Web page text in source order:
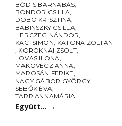
BÓDIS BARNABÁS,
BONDOR CSILLA,
DOBÓ KRISZTINA,
BABINSZKY CSILLA,
HERCZEG NÁNDOR,
KACI SIMON, KATONA ZOLTÁN
, KOROKNAI ZSOLT,
LOVAS ILONA,
MAKOVECZ ANNA,
MAROSÁN FERIKE,
NAGY GÁBOR GYÖRGY,
SEBŐK ÉVA,
TARR ANNAMÁRIA
Együtt… →